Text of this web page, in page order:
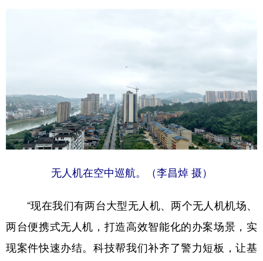
无人机在空中巡航。（李昌焯 摄）
“现在我们有两台大型无人机、两个无人机机场、
两台便携式无人机，打造高效智能化的办案场景，实
现案件快速办结。科技帮我们补齐了警力短板，让基